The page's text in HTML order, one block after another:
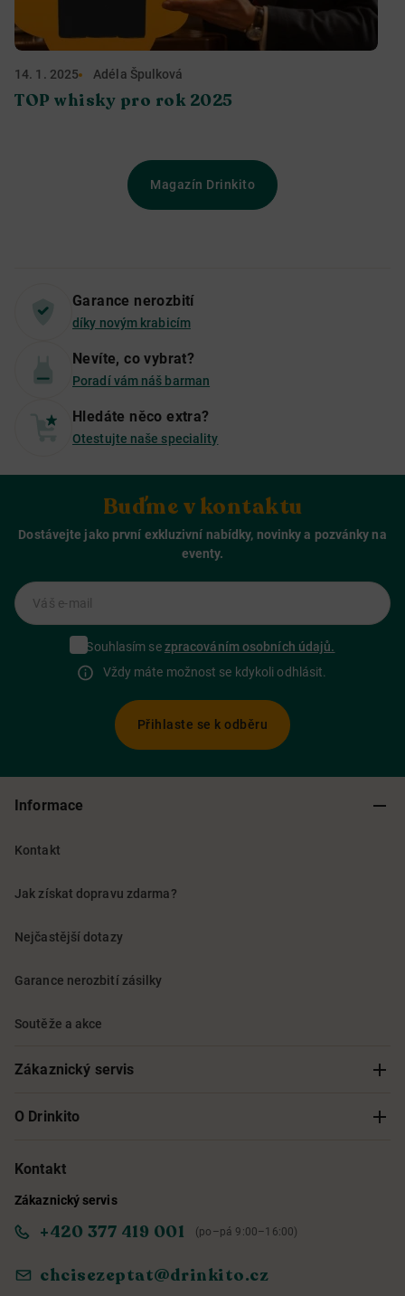
14. 1. 2025 Adéla Špulková
TOP whisky pro rok 2025
Magazín Drinkito
Garance nerozbití
díky novým krabicím
Nevíte, co vybrat?
Poradí vám náš barman
Hledáte něco extra?
Otestujte naše speciality
Buďme v kontaktu
Dostávejte jako první exkluzivní nabídky, novinky a pozvánky na
eventy.
Váš e-mail
Souhlasím sezpracováním osobních údajů.
Vždy máte možnost se kdykoli odhlásit.
Přihlaste se k odběru
Informace
Kontakt
Jak získat dopravu zdarma?
Nejčastější dotazy
Garance nerozbití zásilky
Soutěže a akce
Zákaznický servis
Sledování objednávky
Obchodní podmínky
Ochrana osobních údajů
Reklamace a vrácení
O Drinkito
O nás
Informace o přístupnosti služby
Kontakt
Zákaznický servis
+420 377 419 001 (po–pá 9:00–16:00)
chcisezeptat@drinkito.cz